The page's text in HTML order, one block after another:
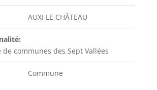
AUXI LE CHÂTEAU
communes des Sept Vallées
Commune